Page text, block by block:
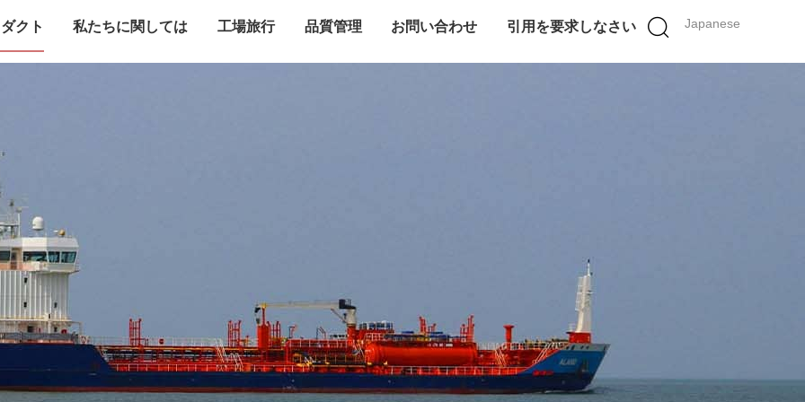
Japanese
クト 私たちに関しては 工場旅行 品質管理 お問い合わせ 引用を要求しなさい